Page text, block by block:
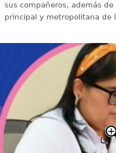
sus compañeros, además
principal y metropolitana de